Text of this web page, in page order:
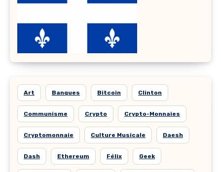
Art Banques Bitcoin Clinton
Communisme Crypto Crypto-Monnaies
Cryptomonnaie Culture Musicale Daesh
Dash Ethereum Félix Geek